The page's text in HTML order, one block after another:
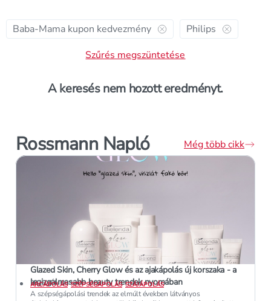
Baba-Mama kupon kedvezményszűrő törlése
Philips szűrő
Szűrés megszüntetése
A keresés nem hozott eredményt.
Rossmann Napló Még több cikk
Glazed Skin, Cherry Glow és az ajakápolás új korszaka - a
legizgalmasabb beauty trendek nyomában
2026. JÚLIUS 12.
ARCÁPOLÁS SZÉPSÉGÁPOLÁS SZÁJÁPOLÁS
A szépségápolási trendek az elmúlt években látványos